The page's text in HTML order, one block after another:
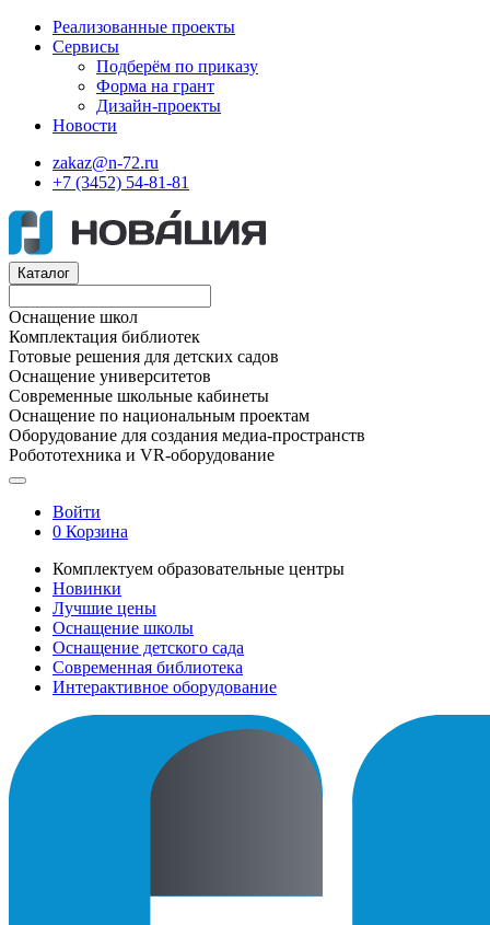
Реализованные проекты
Сервисы
Подберём по приказу
Форма на грант
Дизайн-проекты
Новости
zakaz@n-72.ru
+7 (3452) 54-81-81
Каталог
Оснащение школ
Комплектация библиотек
Готовые решения для детских садов
Оснащение университетов
Современные школьные кабинеты
Оснащение по национальным проектам
Оборудование для создания медиа-пространств
Робототехника и VR-оборудование
Войти
0 Корзина
Комплектуем образовательные центры
Новинки
Лучшие цены
Оснащение школы
Оснащение детского сада
Современная библиотека
Интерактивное оборудование